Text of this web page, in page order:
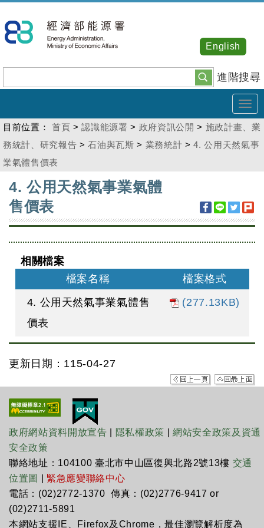
到
主
內
容
進階搜尋
English
目前位置： 首頁 >認識能源署 > 政府資訊公開 > 施政計畫、業
務統計、研究報告 >石油與瓦斯 > 業務統計 >4. 公用天然氣事
業氣體售價表
4. 公用天然氣事業氣體
售價表
相關檔案
檔案名稱
檔案格式
4. 公用天然氣事業氣體售
價表
(277.13KB)
更新日期：115-04-27
政府網站資料開放宣告 隱私權政策 |網站安全政策及資通
安全政策
聯絡地址：104100 臺北市中山區復興北路2號13樓 交通
位置圖
緊急應變聯絡中心
電話：(02)2772-1370 傳真：(02)2776-9417 or
(02)2711-5891
本網站支援IE、Firefox及Chrome，最佳瀏覽解析度為